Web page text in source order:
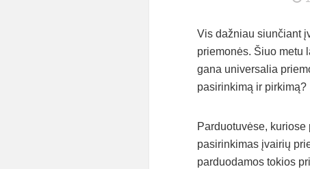
Vis dažniau siunčiant
priemonės. Šiuo metu
gana universalia
pasirinkimą ir pirkimą?
Parduotuvėse,
pasirinkimas įvairių
parduodamos tokios